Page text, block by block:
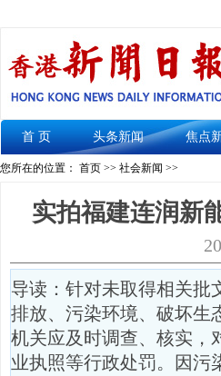
首 页 头条新闻 焦点
您所在的位置： 首页 >> 社会新闻 >>
实拍福建连润新
导读：针对未取得相关批
排放、污染环境、破坏生
机关应及时调查、核实，
业执照等行政处罚。因污